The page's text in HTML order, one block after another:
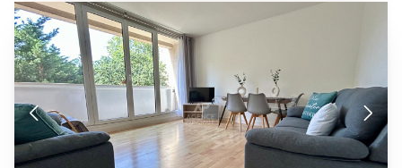
d'une cuisine équipée avec cellier attenant, d'un
dégagement avec dressing aménagé, de deux
chambres avec rangements, d'une salle de bains ainsi
que de WC séparés. Une cave et une place de
parking viennent compléter ce bien. Les atouts :
Résidence recherchée et verdoyante Balcon de 9 m²
Nombreux espaces de rangement Cave et parking
privatif Proximité des commerces, des transports et
du futur Tram 13 Un appartement fonctionnel,